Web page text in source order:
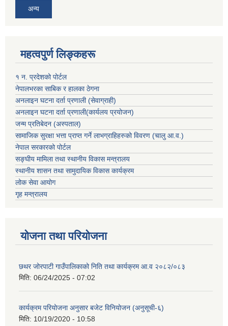
अन्य
महत्वपुर्ण लिङ्कहरू
१ न. प्रदेशको पोर्टल
नेपालभरका साबिक र हालका ठेगना
अनलाइन घटना दर्ता प्रणाली (सेवाग्राही)
अनलाइन घटना दर्ता प्रणाली(कार्यलय प्रयोजन)
जन्म प्रतिबेदन (अस्पताल)
सामाजिक सुरक्षा भत्ता प्राप्त गर्ने लाभग्राहिहरुको विवरण (चालु आ.व.)
नेपाल सरकारको पोर्टल
सङ्घीय मामिला तथा स्थानीय विकास मन्त्रालय
स्थानीय शासन तथा सामुदायिक विकास कार्यक्रम
लोक सेवा आयोग
गृह मन्त्रालय
योजना तथा परियोजना
छथर जोरपाटी गाउँपालिकाको निति तथा कार्यक्रम आ.व २०८२/०८३
मिति: 06/24/2025 - 07:02
कार्यक्रम परियोजना अनुसार बजेट विनियोजन (अनुसूची-६)
मिति: 10/19/2020 - 10:58